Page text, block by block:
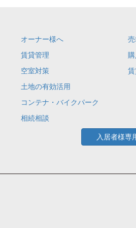
オーナー様へ
賃貸管理
空室対策
土地の有効活用
コンテナ・バイクパーク
相続相談
入居者様専